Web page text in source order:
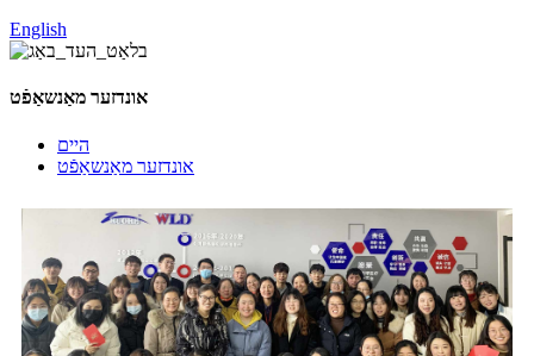
English
אונדזער מאַנשאַפֿט
היים
אונדזער מאַנשאַפֿט